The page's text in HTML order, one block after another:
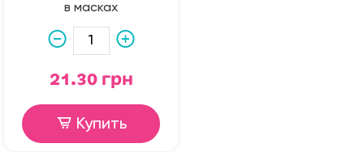
в масках
21.30 грн
Купить